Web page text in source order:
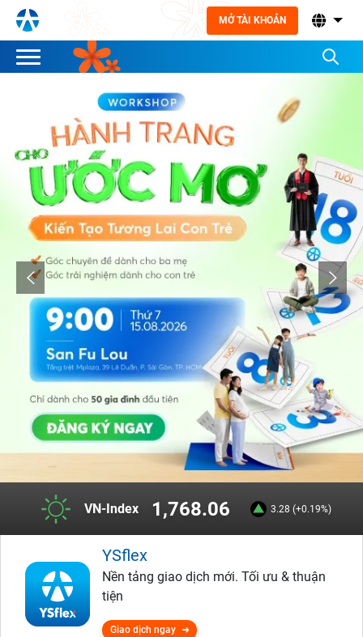
MỞ TÀI KHOẢN
VN-Index 1,768.06 3.28 (+0.19%)
YSflex
Nền tảng giao dịch mới. Tối ưu & thuận
tiện
Giao dịch ngay